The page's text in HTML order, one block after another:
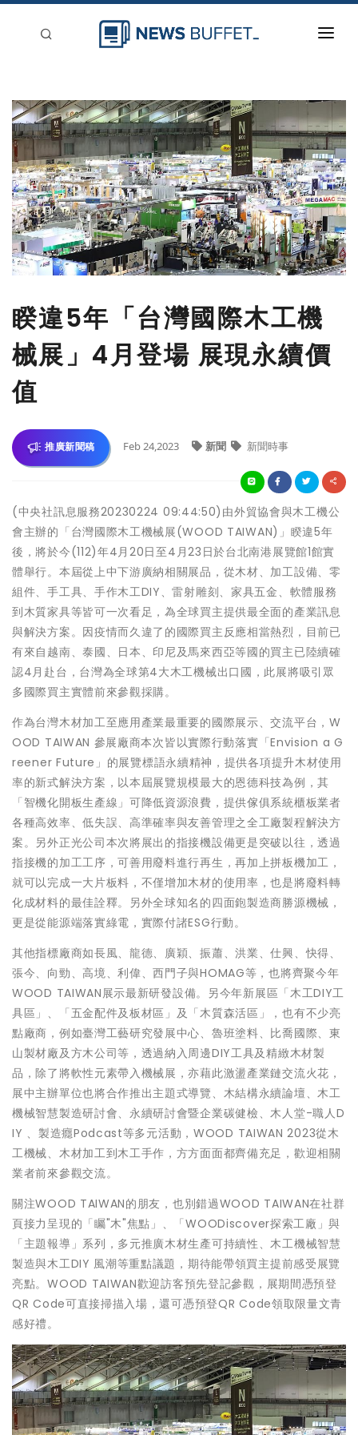
新聞稿分類
登入
刊登
睽違5年「台灣國際木工機
械展」4月登場 展現永續價
值
推廣新聞稿 Feb 24,2023 新聞 新聞時事
(中央社訊息服務20230224 09:44:50)由外貿協會與木工機公
會主辦的「台灣國際木工機械展(WOOD TAIWAN)」睽違5年
後，將於今(112)年4月20日至4月23日於台北南港展覽館1館實
體舉行。本屆從上中下游廣納相關展品，從木材、加工設備、零
組件、手工具、手作木工DIY、雷射雕刻、家具五金、軟體服務
到木質家具等皆可一次看足，為全球買主提供最全面的產業訊息
與解決方案。因疫情而久違了的國際買主反應相當熱烈，目前已
有來自越南、泰國、日本、印尼及馬來西亞等國的買主已陸續確
認4月赴台，台灣為全球第4大木工機械出口國，此展將吸引眾
多國際買主實體前來參觀採購。
作為台灣木材加工至應用產業最重要的國際展示、交流平台，W
OOD TAIWAN 參展廠商本次皆以實際行動落實「Envision a G
reener Future」的展覽標語永續精神，提供各項提升木材使用
率的新式解決方案，以本屆展覽規模最大的恩德科技為例，其
「智機化開板生產線」可降低資源浪費，提供傢俱系統櫃板業者
各種高效率、低失誤、高準確率與友善管理之全工廠製程解決方
案。另外正光公司本次將展出的指接機設備更是突破以往，透過
指接機的加工工序，可善用廢料進行再生，再加上拼板機加工，
就可以完成一大片板料，不僅增加木材的使用率，也是將廢料轉
化成材料的最佳詮釋。另外全球知名的四面鉋製造商勝源機械，
更是從能源端落實綠電，實際付諸ESG行動。
其他指標廠商如長風、龍德、廣穎、振蕭、洪業、仕興、快得、
張今、向勁、高境、利偉、西門子與HOMAG等，也將齊聚今年
WOOD TAIWAN展示最新研發設備。另今年新展區「木工DIY工
具區」、「五金配件及板材區」及「木質森活區」，也有不少亮
點廠商，例如臺灣工藝研究發展中心、魯班塗料、比喬國際、東
山製材廠及方木公司等，透過納入周邊DIY工具及精緻木材製
品，除了將軟性元素帶入機械展，亦藉此激盪產業鏈交流火花，
展中主辦單位也將合作推出主題式導覽、木結構永續論壇、木工
機械智慧製造研討會、永續研討會暨企業碳健檢、木人堂-職人D
IY 、製造癮Podcast等多元活動，WOOD TAIWAN 2023從木
工機械、木材加工到木工手作，方方面面都齊備充足，歡迎相關
業者前來參觀交流。
關注WOOD TAIWAN的朋友，也別錯過WOOD TAIWAN在社群
頁接力呈現的「矚"木"焦點」、「WOODiscover探索工廠」與
「主題報導」系列，多元推廣木材生產可持續性、木工機械智慧
製造與木工DIY 風潮等重點議題，期待能帶領買主提前感受展覽
亮點。WOOD TAIWAN歡迎訪客預先登記參觀，展期間憑預登
QR Code可直接掃描入場，還可憑預登QR Code領取限量文青
感好禮。